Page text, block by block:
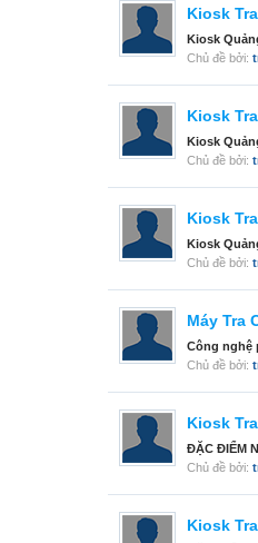
Kiosk
Kiosk
Chủ đề bởi:
Kiosk
Kiosk
Chủ đề bởi:
Kiosk
Kiosk
Chủ đề bởi:
Máy Tra
Công nghệ
Chủ đề bởi:
Kiosk
ĐẶC ĐIỂM
Chủ đề bởi:
Kiosk